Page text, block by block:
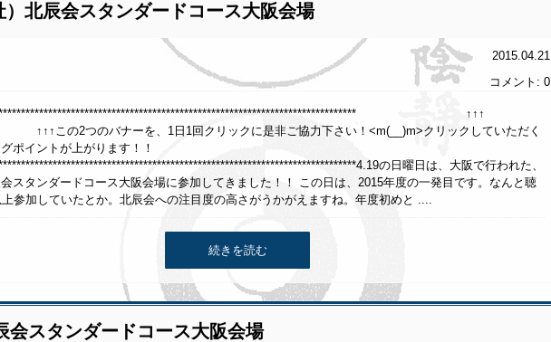
）北辰会スタンダードコース大阪会場
2015.04.21
コメント: 0
↑↑↑
のバナーを、1日1回クリックに是非ご協力下さい！<m(__)m>クリックしていただく
ポイントが上がります！！
の日曜日は、大阪で行われた、
会スタンダードコース大阪会場に参加してきました！！ この日は、2015年度の一発目です。なんと聴
参加していたとか。北辰会への注目度の高さがうかがえますね。年度初めと ....
続きを読む
会スタンダードコース大阪会場